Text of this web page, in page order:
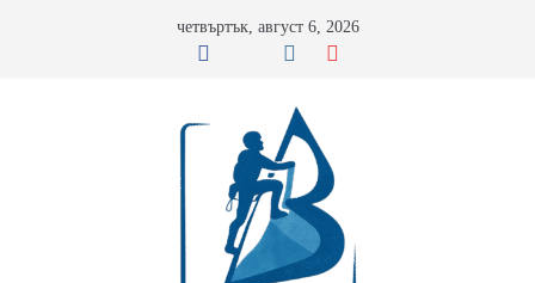
четвъртък, август 6, 2026